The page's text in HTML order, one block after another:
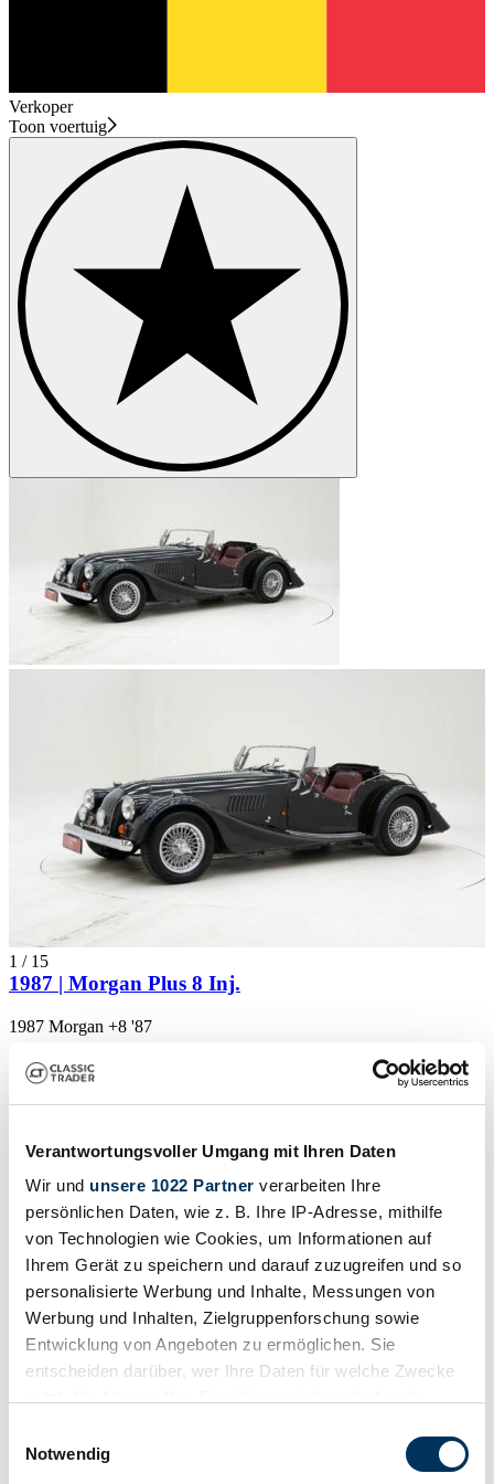
Verantwortungsvoller Umgang mit Ihren Daten
Wir und unsere 1022 Partner verarbeiten Ihre
persönlichen Daten, wie z. B. Ihre IP-Adresse, mithilfe
von Technologien wie Cookies, um Informationen auf
Ihrem Gerät zu speichern und darauf zuzugreifen und so
personalisierte Werbung und Inhalte, Messungen von
Werbung und Inhalten, Zielgruppenforschung sowie
Entwicklung von Angeboten zu ermöglichen. Sie
entscheiden darüber, wer Ihre Daten für welche Zwecke
Trigger Symbol ändern oder widerrufen
Notwendig
Verkoper
Toon voertuig
1 / 15
1987 | Morgan Plus 8 Inj.
1987 Morgan +8 '87
€ 45.000
Verkoper
Carrosserie detail